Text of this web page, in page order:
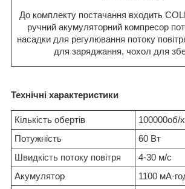
До комплекту постачання входить
ручний акумуляторний компресор
насадки для регулювання потоку
для заряджання, чохол для
Технічні характеристики
Кількість обертів
100000об/
Потужність
60 Вт
Швидкість потоку повітря
4-30 м/с
Акумулятор
1100